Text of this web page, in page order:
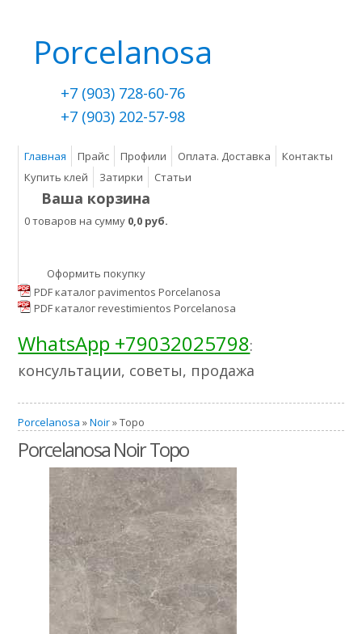
Porcelanosa
+7 (903) 728-60-76
+7 (903) 202-57-98
Главная Прайс Профили Оплата. Доставка
Контакты
Купить клей
Затирки Статьи
Ваша корзина
0 товаров на сумму 0,0 руб.
Оформить покупку
PDF каталог pavimentos Porcelanosa
PDF каталог revestimientos Porcelanosa
WhatsApp +79032025798:
консультации, советы, продажа
Porcelanosa »Noir» Topo
Porcelanosa Noir Topo